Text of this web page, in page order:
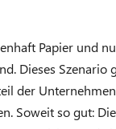
Papier und
Dieses Szenario
der
Soweit so gut: